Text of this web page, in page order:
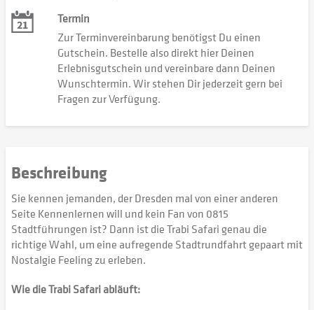
Termin
Zur Terminvereinbarung benötigst Du einen
Gutschein. Bestelle also direkt hier Deinen
Erlebnisgutschein und vereinbare dann Deinen
Wunschtermin. Wir stehen Dir jederzeit gern bei
Fragen zur Verfügung.
Beschreibung
Sie kennen jemanden, der Dresden mal von einer anderen
Seite Kennenlernen will und kein Fan von 0815
Stadtführungen ist? Dann ist die Trabi Safari genau die
richtige Wahl, um eine aufregende Stadtrundfahrt gepaart mit
Nostalgie Feeling zu erleben.
Wie die Trabi Safari abläuft: